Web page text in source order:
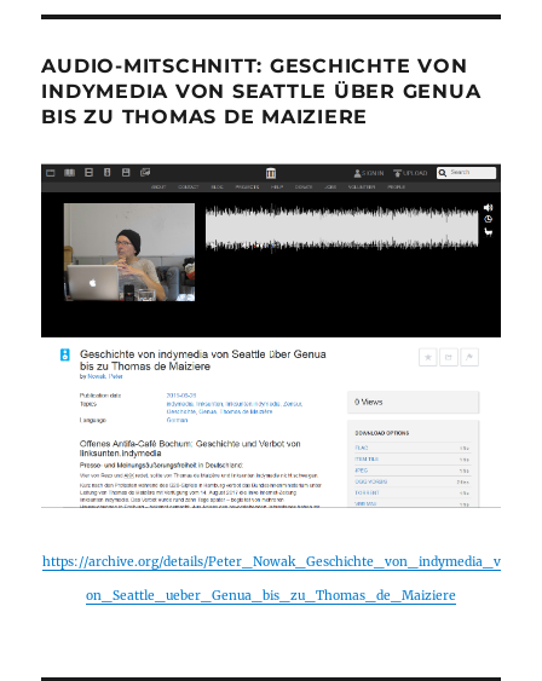
AUDIO-MITSCHNITT: GESCHICHTE VON
INDYMEDIA VON SEATTLE ÜBER GENUA
BIS ZU THOMAS DE MAIZIERE
https://archive.org/details/Peter_Nowak_Geschichte_von_indymedia_v
on_Seattle_ueber_Genua_bis_zu_Thomas_de_Maiziere